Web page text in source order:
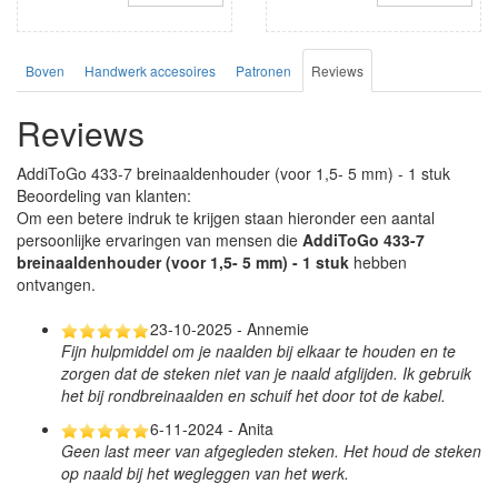
Boven Handwerk accesoires Patronen Reviews
Reviews
AddiToGo 433-7 breinaaldenhouder (voor 1,5- 5 mm) - 1 stuk
Beoordeling van klanten:
Om een betere indruk te krijgen staan hieronder een aantal
persoonlijke ervaringen van mensen die AddiToGo 433-7
breinaaldenhouder (voor 1,5- 5 mm) - 1 stuk hebben
ontvangen.
23-10-2025 - Annemie
Fijn hulpmiddel om je naalden bij elkaar te houden en te
zorgen dat de steken niet van je naald afglijden. Ik gebruik
het bij rondbreinaalden en schuif het door tot de kabel.
6-11-2024 - Anita
Geen last meer van afgegleden steken. Het houd de steken
op naald bij het wegleggen van het werk.